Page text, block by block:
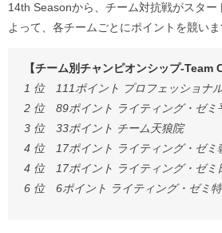
14th Seasonから、チーム対抗戦がスター
よって、各チームごとにポイントを競いま
【チーム別チャンピオンシップ-Team
1 位 111ポイント プロフェッショナ
2 位 89ポイント ライティング・ゼミ
3 位 33ポイント チーム天狼院
4 位 17ポイント ライティング・ゼミ
4 位 17ポイント ライティング・ゼミ
6 位 6ポイント ライティング・ゼミ